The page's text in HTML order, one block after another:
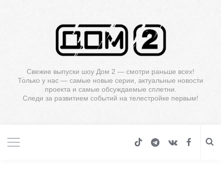
Свежие выпуски шоу Дом 2 — смотри раньше всех!
Только у нас — самые новые серии, актуальные новости
проекта и самые обсуждаемые сплетни.
Следи за развитием событий на телестройке первым!